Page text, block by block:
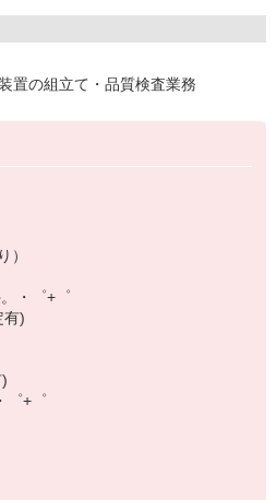
の特典など、
たの味方です♪
・加工・組立・検査
イリスト・エステ
別指導塾・人材紹介
ン面接OK！
対応。
置の組立て・品質検査業務
）
・゜+゜
有)
゜+゜